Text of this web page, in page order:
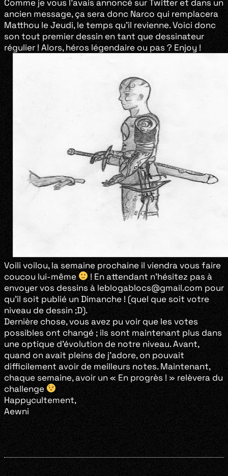
Comme je vous l’avais annoncé sur Twitter et dans un
ancien message, ça sera donc Narco qui remplacera
Matthou le Jeudi, le temps qu’il revienne. Voici donc
son tout premier dessin en tant que dessinateur
régulier ! Alors, héros légendaire ou pas ? Enjoy !
Voili voilou, la semaine prochaine il viendra vous faire
coucou lui-même
! En attendant n’hésitez pas à
envoyer vos dessins à leblogablocs@gmail.com pour
qu’il soit publié un Dimanche ! (quel que soit votre
niveau de dessin ;D).
Dernière chose, vous avez pu voir que les votes
possibles ont changé ; ils sont maintenant plus dans
une optique d’évolution de notre niveau. Avant,
quand on avait pleins de j’adore, on pouvait
difficilement avoir de meilleurs notes. Maintenant,
chaque semaine, avoir un « En progrès ! » relèvera du
challenge
Happycultement,
Aewni